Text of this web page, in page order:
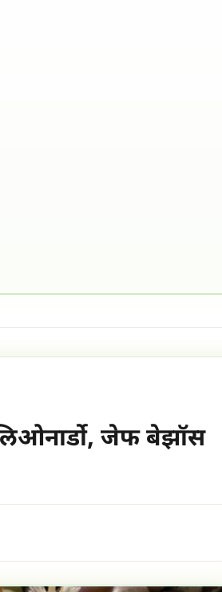
लिओनार्डो, जेफ बेझॉस